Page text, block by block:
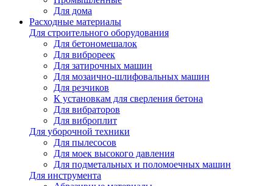
Для дома
Расходные материалы
Для строительного оборудования
Для бетономешалок
Для виброреек
Для затирочных машин
Для мозаично-шлифовальных машин
Для резчиков
К установкам для сверления бетона
Для вибраторов
Для виброплит
Для уборочной техники
Для пылесосов
Для моек высокого давления
Для подметальных и поломоечных машин
Для инструмента